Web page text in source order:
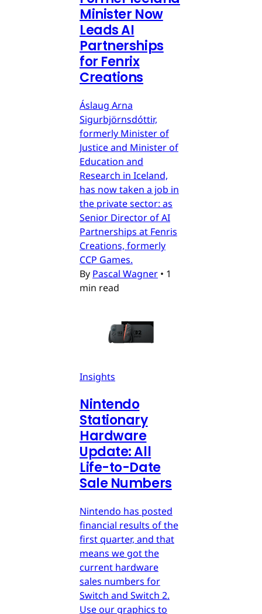
Minister Now
Leads AI
Partnerships
for Fenrix
Creations
Áslaug Arna
Sigurbjörnsdóttir,
formerly Minister of
Justice and Minister of
Education and
Research in Iceland,
has now taken a job in
the private sector: as
Senior Director of AI
Partnerships at Fenris
Creations, formerly
CCP Games.
By Pascal Wagner • 1
min read
Insights
Nintendo
Stationary
Hardware
Update: All
Life-to-Date
Sale Numbers
Nintendo has posted
financial results of the
first quarter, and that
means we got the
current hardware
sales numbers for
Switch and Switch 2.
Use our graphics to